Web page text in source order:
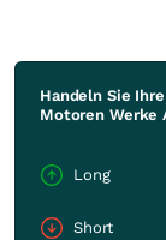
Handeln Sie
Motoren Werke
Long
Short